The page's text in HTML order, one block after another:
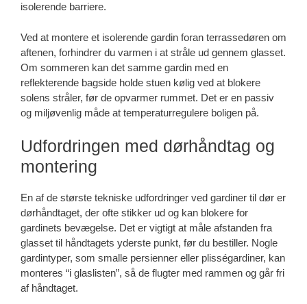
isolerende barriere.
Ved at montere et isolerende gardin foran terrassedøren om
aftenen, forhindrer du varmen i at stråle ud gennem glasset.
Om sommeren kan det samme gardin med en
reflekterende bagside holde stuen kølig ved at blokere
solens stråler, før de opvarmer rummet. Det er en passiv
og miljøvenlig måde at temperaturregulere boligen på.
Udfordringen med dørhåndtag og
montering
En af de største tekniske udfordringer ved gardiner til dør er
dørhåndtaget, der ofte stikker ud og kan blokere for
gardinets bevægelse. Det er vigtigt at måle afstanden fra
glasset til håndtagets yderste punkt, før du bestiller. Nogle
gardintyper, som smalle persienner eller plisségardiner, kan
monteres “i glaslisten”, så de flugter med rammen og går fri
af håndtaget.